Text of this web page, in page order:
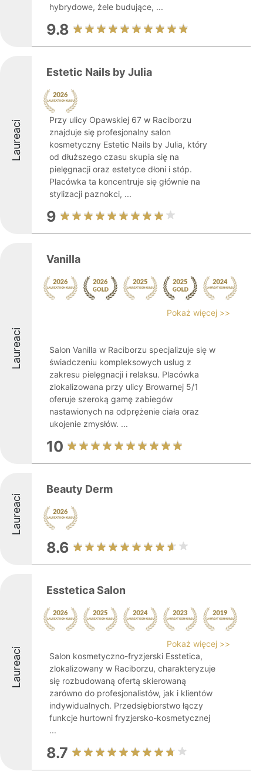
hybrydowe, żele budujące, ...
9.8
Laureaci
Estetic Nails by Julia
Przy ulicy Opawskiej 67 w Raciborzu
znajduje się profesjonalny salon
kosmetyczny Estetic Nails by Julia, który
od dłuższego czasu skupia się na
pielęgnacji oraz estetyce dłoni i stóp.
Placówka ta koncentruje się głównie na
stylizacji paznokci, ...
9
Laureaci
Vanilla
Pokaż więcej >>
Salon Vanilla w Raciborzu specjalizuje się w
świadczeniu kompleksowych usług z
zakresu pielęgnacji i relaksu. Placówka
zlokalizowana przy ulicy Browarnej 5/1
oferuje szeroką gamę zabiegów
nastawionych na odprężenie ciała oraz
ukojenie zmysłów. ...
10
Laureaci
Beauty Derm
8.6
Laureaci
Esstetica Salon
Pokaż więcej >>
Salon kosmetyczno-fryzjerski Esstetica,
zlokalizowany w Raciborzu, charakteryzuje
się rozbudowaną ofertą skierowaną
zarówno do profesjonalistów, jak i klientów
indywidualnych. Przedsiębiorstwo łączy
funkcje hurtowni fryzjersko-kosmetycznej
...
8.7